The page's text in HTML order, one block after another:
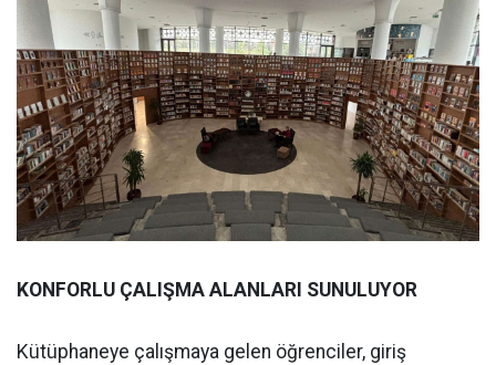
KONFORLU ÇALIŞMA ALANLARI SUNULUYOR
Kütüphaneye çalışmaya gelen öğrenciler, giriş